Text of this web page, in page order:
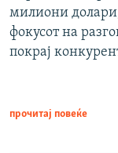
милиони
фокусот на
покрај
прочитај повеќе